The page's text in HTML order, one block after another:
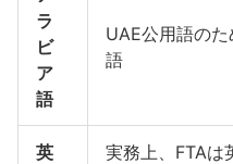
ラ
ビ
ア
語
UAE公用語の
語
英
実務上、FTAは